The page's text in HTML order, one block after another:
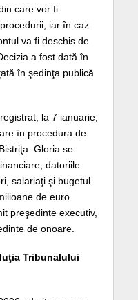
care vor fi
iar în caz
va fi deschis de
a fost dată în
în şedinţa publică
la 7 ianuarie,
în procedura de
Gloria se
datoriile
salariaţi şi bugetul
de euro.
preşedinte executiv,
de onoare.
Tribunalului